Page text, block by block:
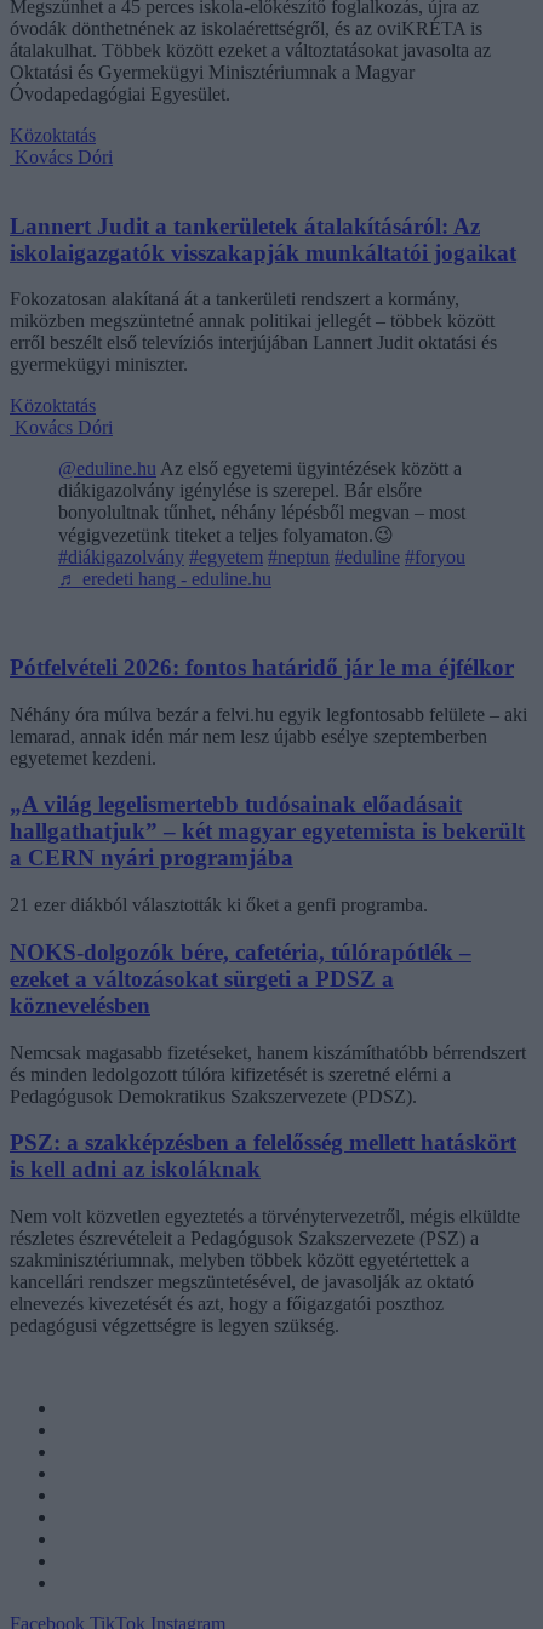
Megszűnhet a 45 perces iskola-előkészítő foglalkozás, újra az
óvodák dönthetnének az iskolaérettségről, és az oviKRÉTA is
átalakulhat. Többek között ezeket a változtatásokat javasolta az
Oktatási és Gyermekügyi Minisztériumnak a Magyar
Óvodapedagógiai Egyesület.
Közoktatás
Kovács Dóri
Lannert Judit a tankerületek átalakításáról: Az
iskolaigazgatók visszakapják munkáltatói jogaikat
Fokozatosan alakítaná át a tankerületi rendszert a kormány,
miközben megszüntetné annak politikai jellegét – többek között
erről beszélt első televíziós interjújában Lannert Judit oktatási és
gyermekügyi miniszter.
Közoktatás
Kovács Dóri
@eduline.hu Az első egyetemi ügyintézések között a
diákigazolvány igénylése is szerepel. Bár elsőre
bonyolultnak tűnhet, néhány lépésből megvan – most
végigvezetünk titeket a teljes folyamaton.😉
#diákigazolvány #egyetem #neptun #eduline #foryou
♬ eredeti hang - eduline.hu
Pótfelvételi 2026: fontos határidő jár le ma éjfélkor
Néhány óra múlva bezár a felvi.hu egyik legfontosabb felülete – aki
lemarad, annak idén már nem lesz újabb esélye szeptemberben
egyetemet kezdeni.
„A világ legelismertebb tudósainak előadásait
hallgathatjuk” – két magyar egyetemista is bekerült
a CERN nyári programjába
21 ezer diákból választották ki őket a genfi programba.
NOKS-dolgozók bére, cafetéria, túlórapótlék –
ezeket a változásokat sürgeti a PDSZ a
köznevelésben
Nemcsak magasabb fizetéseket, hanem kiszámíthatóbb bérrendszert
és minden ledolgozott túlóra kifizetését is szeretné elérni a
Pedagógusok Demokratikus Szakszervezete (PDSZ).
PSZ: a szakképzésben a felelősség mellett hatáskört
is kell adni az iskoláknak
Nem volt közvetlen egyeztetés a törvénytervezetről, mégis elküldte
részletes észrevételeit a Pedagógusok Szakszervezete (PSZ) a
szakminisztériumnak, melyben többek között egyetértettek a
kancellári rendszer megszüntetésével, de javasolják az oktató
elnevezés kivezetését és azt, hogy a főigazgatói poszthoz
pedagógusi végzettségre is legyen szükség.
Facebook TikTok Instagram